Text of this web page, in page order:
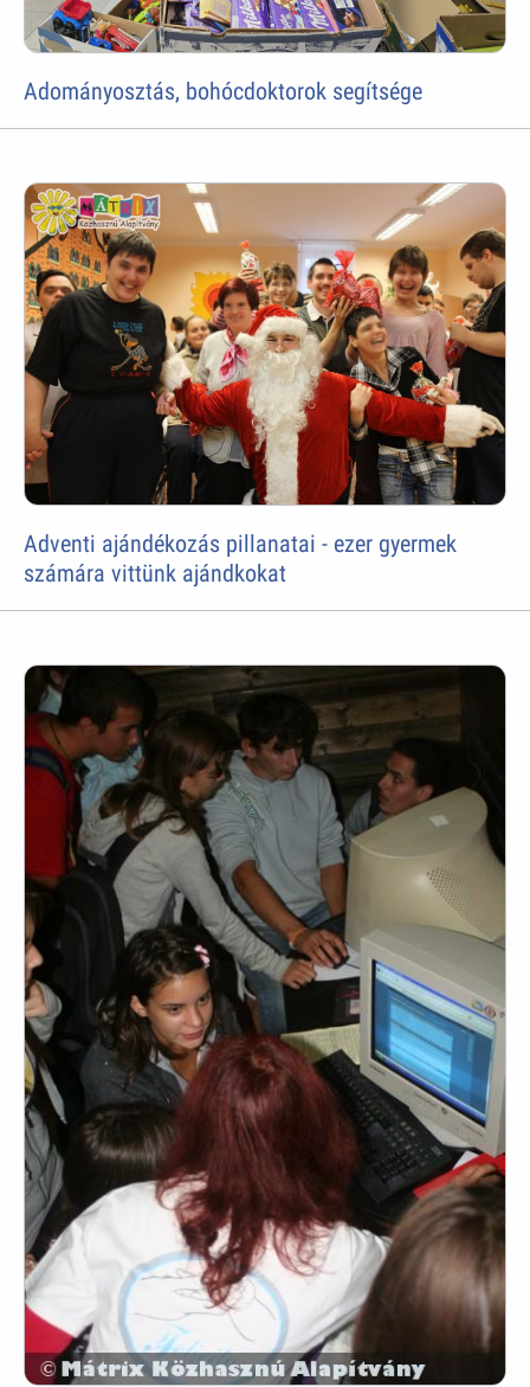
Adományosztás, bohócdoktorok segítsége
Adventi ajándékozás pillanatai - ezer gyermek
számára vittünk ajándkokat